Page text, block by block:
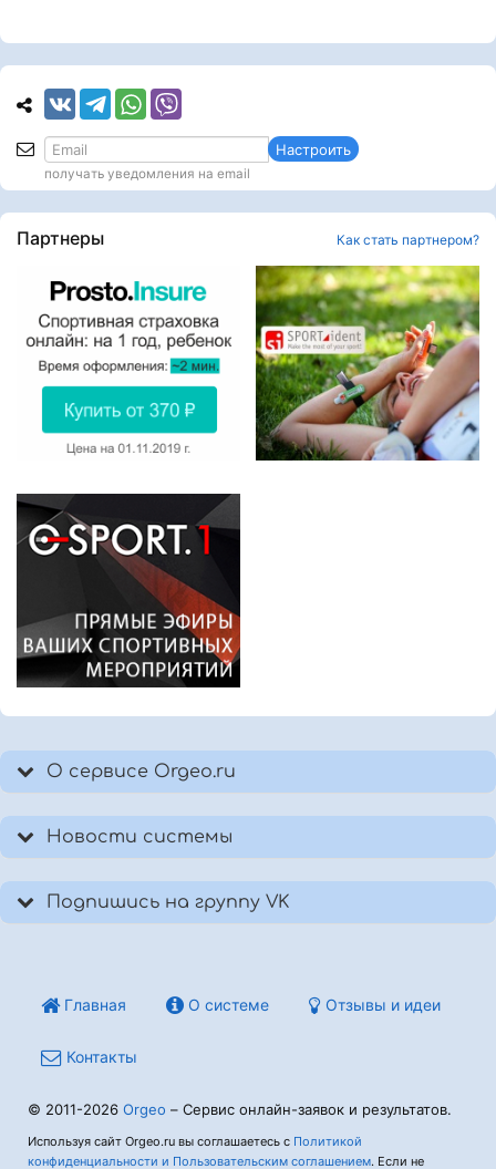
Настроить
получать уведомления на email
Партнеры Как стать партнером?
О сервисе Orgeo.ru
Новости системы
Подпишись на группу VK
Главная О системе Отзывы и идеи
Контакты
© 2011-2026 Orgeo – Сервис онлайн-заявок и результатов.
Используя сайт Orgeo.ru вы соглашаетесь с Политикой
конфиденциальности и Пользовательским соглашением. Если не